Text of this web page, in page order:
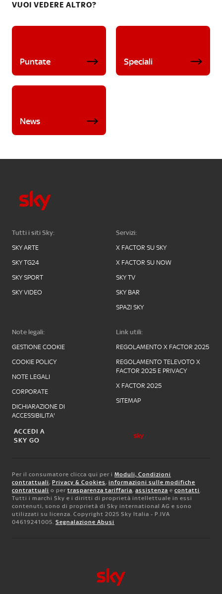
VUOI VEDERE ALTRO?
Puntate Speciali
News
Tutti i siti Sky:
SKY ARTE
SKY TG24
SKY SPORT
SKY VIDEO
Servizi:
X FACTOR SU SKY
X FACTOR SU NOW
SKY TV
SKY BAR
SPAZI SKY
Note legali:
GESTIONE COOKIE
COOKIE POLICY
NOTE LEGALI
CORPORATE
DICHIARAZIONE DI
ACCESSIBILITA'
Link utili:
REGOLAMENTO X FACTOR 2025
REGOLAMENTO TELEVOTO X
FACTOR 2025 E PRIVACY
X FACTOR 2025
SITEMAP
ACCEDI A
SKY GO
Per il consumatore clicca qui per i Moduli, Condizioni
contrattuali, Privacy & Cookies, informazioni sulle modifiche
contrattuali o per trasparenza tariffaria, assistenza e contatti.
Tutti i marchi Sky e i diritti di proprietà intellettuale in essi
contenuti, sono di proprietà di Sky international AG e sono
utilizzati su licenza. Copyright 2025 Sky Italia - P.IVA
04619241005. Segnalazione Abusi